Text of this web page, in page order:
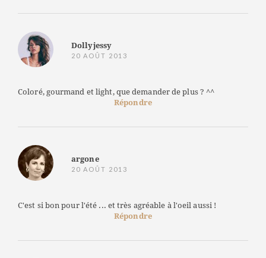
Dollyjessy
20 AOÛT 2013
Coloré, gourmand et light, que demander de plus ? ^^
Répondre
argone
20 AOÛT 2013
C'est si bon pour l'été ... et très agréable à l'oeil aussi !
Répondre